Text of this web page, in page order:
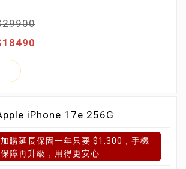
iPhone 17e 256G
加購延長保固一年只要 $1,300，手機
保障再升級，用得更安心